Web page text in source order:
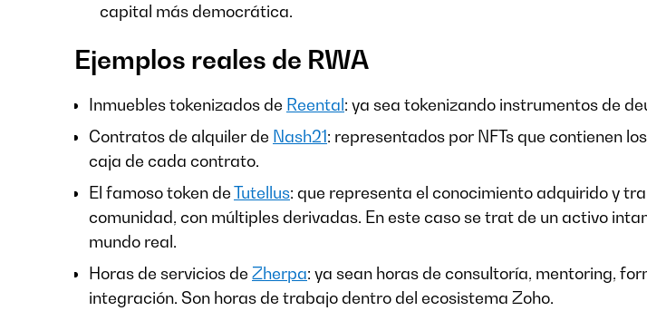
capital más democrática.
Ejemplos reales de RWA
Inmuebles tokenizados de Reental: ya sea tokenizando instrumentos de
Contratos de alquiler de Nash21: representados por NFTs que contienen
caja de cada contrato.
El famoso token deTutellus: que representa el conocimiento adquirido y
comunidad, con múltiples derivadas. En este caso se trat de un activo
mundo real.
Horas de servicios de Zherpa: ya sean horas de consultoría, mentoring,
integración. Son horas de trabajo dentro del ecosistema Zoho.